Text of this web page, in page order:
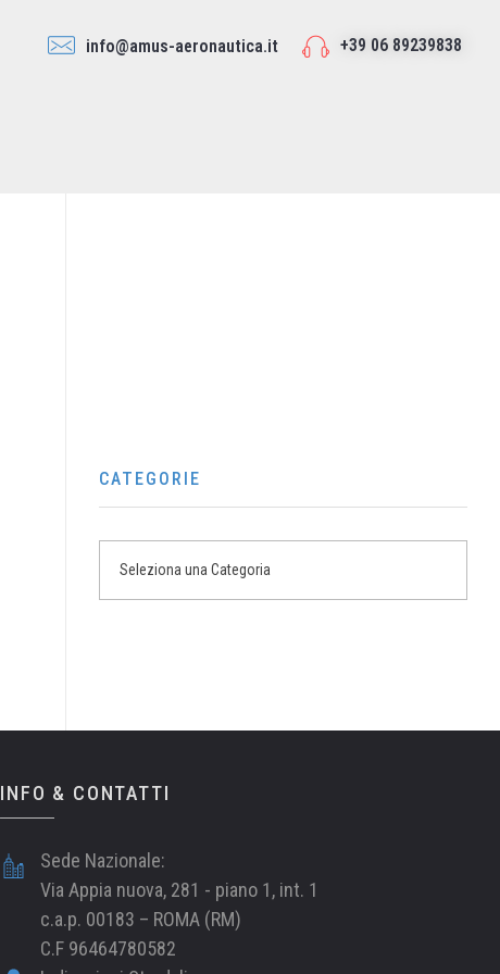
info@amus-aeronautica.it +39 06 89239838
CATEGORIE
INFO & CONTATTI
Sede Nazionale:
Via Appia nuova, 281 - piano 1, int. 1
c.a.p. 00183 – ROMA (RM)
C.F 96464780582